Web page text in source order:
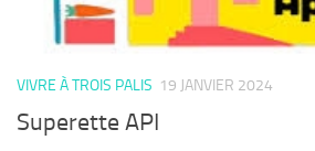
VIVRE À TROIS PALIS 19 JANVIER 2024
Superette API